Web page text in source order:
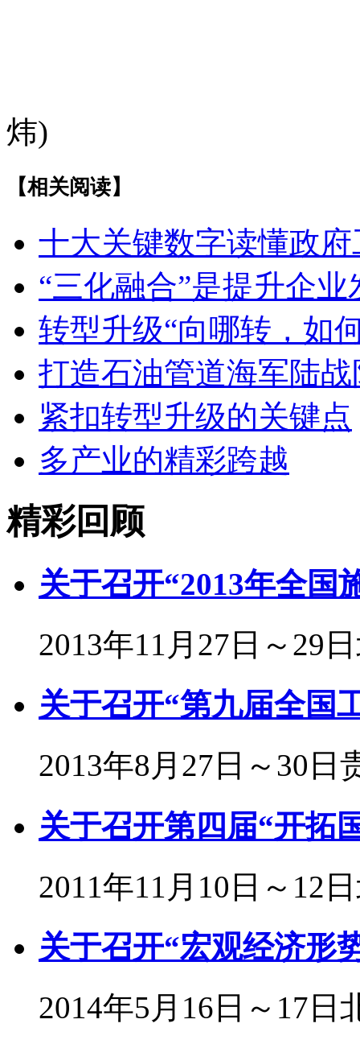
炜)
【相关阅读】
十大关键数字读懂政
“三化融合”是提升企
转型升级“向哪转，如
打造石油管道海军陆战
紧扣转型升级的关键点
多产业的精彩跨越
精彩回顾
关于召开“2013年全国
2013年11月27日～29
关于召开“第九届全国
2013年8月27日～30日
关于召开第四届“开拓
2011年11月10日～12
关于召开“宏观经济形
2014年5月16日～17日